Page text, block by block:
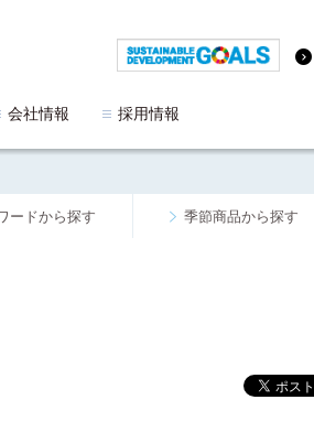
会社情報 採用情報
ードから探す 季節商品から探す